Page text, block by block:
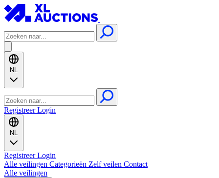
NL
RegistreerLogin
NL
RegistreerLogin
Alle veilingen Categorieën Zelf veilen Contact
Alle veilingen